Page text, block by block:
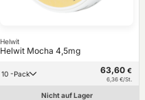
Helwit
Helwit Mocha 4,5mg
10 -Pack 63,60 €
6,36 €/St.
Nicht auf Lager